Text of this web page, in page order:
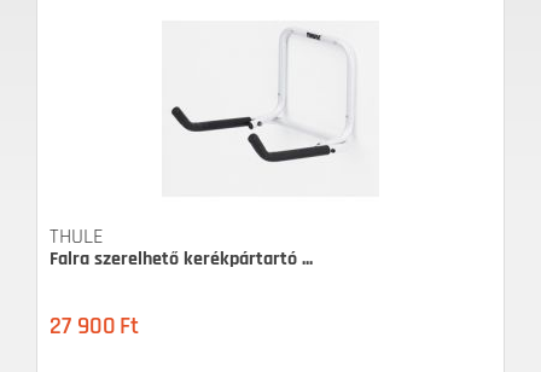
THULE
Falra szerelhető kerékpártartó ...
27 900 Ft